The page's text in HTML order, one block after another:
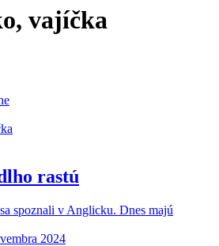
vajíčka
rastú
spoznali v Anglicku. Dnes majú
2024